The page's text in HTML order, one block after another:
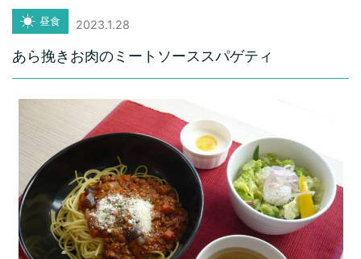
昼食 2023.1.28
あら挽きお肉のミートソーススパゲティ